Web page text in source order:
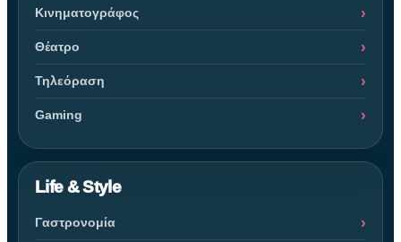
Κινηματογράφος
Θέατρο
Τηλεόραση
Gaming
Life & Style
Γαστρονομία